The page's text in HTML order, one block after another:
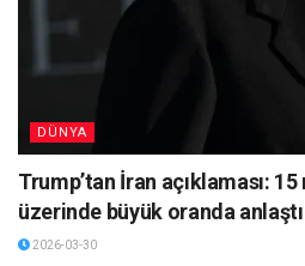
DÜNYA
Trump’tan İran açıklaması:
üzerinde büyük oranda
2026-03-30